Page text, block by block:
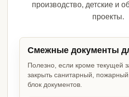
производство, детские и
проекты.
Смежные документы
Полезно, если кроме текущей
закрыть санитарный,
блок документов.